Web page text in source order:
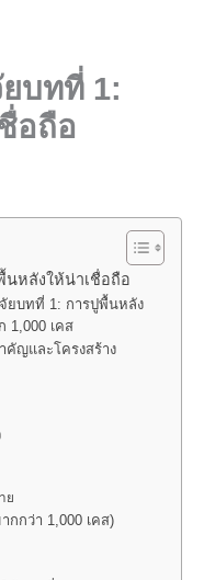
ยบทที่ 1:
อถือ
นหลังให้น่าเชื่อถือ
ยบทที่ 1: การปูพื้นหลัง
1,000 เคส
คัญและโครงสร้าง
ย
กว่า 1,000 เคส)